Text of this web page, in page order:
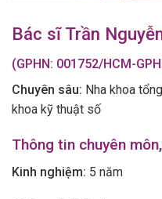
Bác sĩ Trần
(GPHN: 001752/HCM-
Chuyên sâu: Nha khoa
khoa kỹ thuật số
Thông tin chuyên
Kinh nghiệm: 5 năm